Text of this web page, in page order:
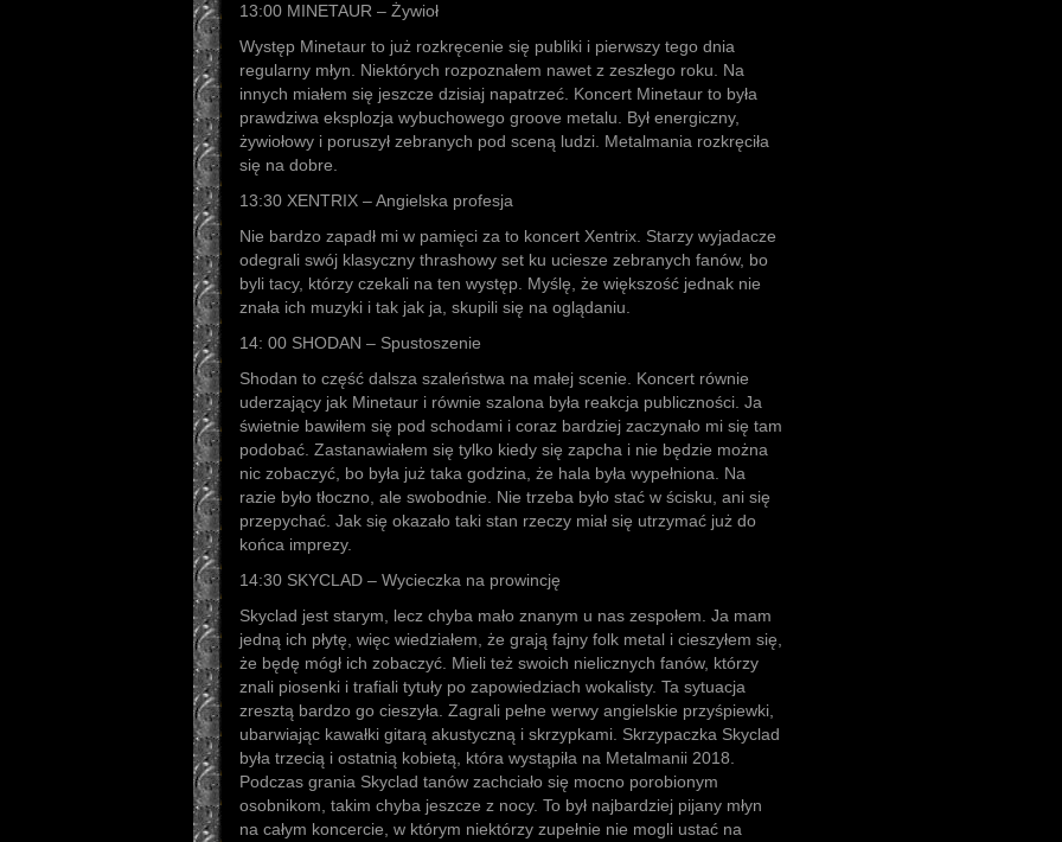
13:00 MINETAUR – Żywioł
Występ Minetaur to już rozkręcenie się publiki i pierwszy tego dnia
regularny młyn. Niektórych rozpoznałem nawet z zeszłego roku. Na
innych miałem się jeszcze dzisiaj napatrzeć. Koncert Minetaur to była
prawdziwa eksplozja wybuchowego groove metalu. Był energiczny,
żywiołowy i poruszył zebranych pod sceną ludzi. Metalmania rozkręciła
się na dobre.
13:30 XENTRIX – Angielska profesja
Nie bardzo zapadł mi w pamięci za to koncert Xentrix. Starzy wyjadacze
odegrali swój klasyczny thrashowy set ku uciesze zebranych fanów, bo
byli tacy, którzy czekali na ten występ. Myślę, że większość jednak nie
znała ich muzyki i tak jak ja, skupili się na oglądaniu.
14: 00 SHODAN – Spustoszenie
Shodan to część dalsza szaleństwa na małej scenie. Koncert równie
uderzający jak Minetaur i równie szalona była reakcja publiczności. Ja
świetnie bawiłem się pod schodami i coraz bardziej zaczynało mi się tam
podobać. Zastanawiałem się tylko kiedy się zapcha i nie będzie można
nic zobaczyć, bo była już taka godzina, że hala była wypełniona. Na
razie było tłoczno, ale swobodnie. Nie trzeba było stać w ścisku, ani się
przepychać. Jak się okazało taki stan rzeczy miał się utrzymać już do
końca imprezy.
14:30 SKYCLAD – Wycieczka na prowincję
Skyclad jest starym, lecz chyba mało znanym u nas zespołem. Ja mam
jedną ich płytę, więc wiedziałem, że grają fajny folk metal i cieszyłem się,
że będę mógł ich zobaczyć. Mieli też swoich nielicznych fanów, którzy
znali piosenki i trafiali tytuły po zapowiedziach wokalisty. Ta sytuacja
zresztą bardzo go cieszyła. Zagrali pełne werwy angielskie przyśpiewki,
ubarwiając kawałki gitarą akustyczną i skrzypkami. Skrzypaczka Skyclad
była trzecią i ostatnią kobietą, która wystąpiła na Metalmanii 2018.
Podczas grania Skyclad tanów zachciało się mocno porobionym
osobnikom, takim chyba jeszcze z nocy. To był najbardziej pijany młyn
na całym koncercie, w którym niektórzy zupełnie nie mogli ustać na